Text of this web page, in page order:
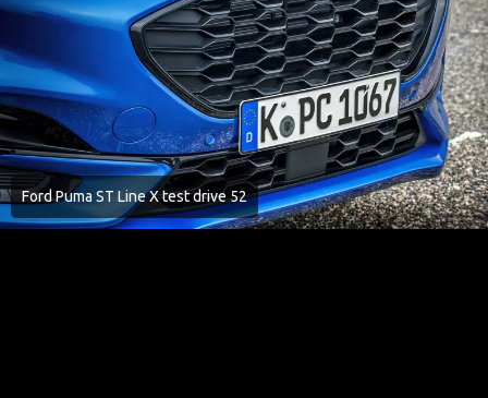
Ford Puma ST Line X test drive 52